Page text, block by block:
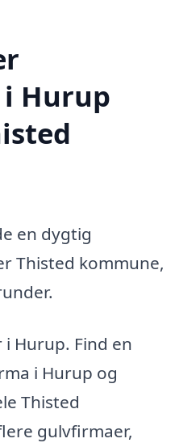
Hurup
en dygtig
Thisted kommune,
Hurup. Find en
i Hurup og
Thisted
gulvfirmaer,